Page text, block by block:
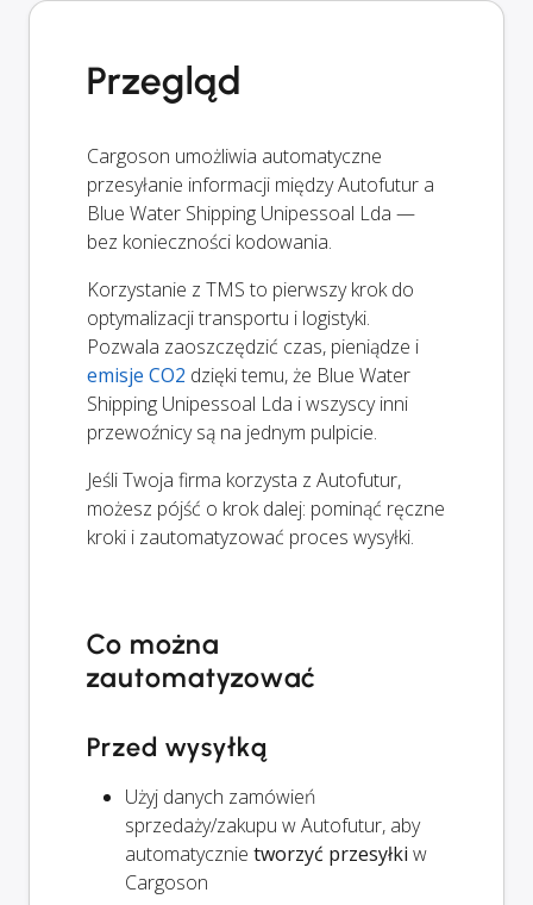
Przegląd
Cargoson umożliwia automatyczne
przesyłanie informacji między Autofutur a
Blue Water Shipping Unipessoal Lda —
bez konieczności kodowania.
Korzystanie z TMS to pierwszy krok do
optymalizacji transportu i logistyki.
Pozwala zaoszczędzić czas, pieniądze i
emisje CO2 dzięki temu, że Blue Water
Shipping Unipessoal Lda i wszyscy inni
przewoźnicy są na jednym pulpicie.
Jeśli Twoja firma korzysta z Autofutur,
możesz pójść o krok dalej: pominąć ręczne
kroki i zautomatyzować proces wysyłki.
Co można
zautomatyzować
Przed wysyłką
Użyj danych zamówień
sprzedaży/zakupu w Autofutur, aby
automatycznie tworzyć przesyłki w
Cargoson